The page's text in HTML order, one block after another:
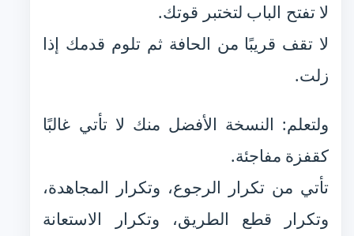
لا تفتح الباب لتختبر قوتك.
لا تقف قريبًا من الحافة ثم تلوم قدمك إذا
زلت.
ولتعلم: النسخة الأفضل منك لا تأتي غالبًا
كقفزة مفاجئة.
تأتي من تكرار الرجوع، وتكرار المجاهدة،
وتكرار قطع الطريق، وتكرار الاستعانة